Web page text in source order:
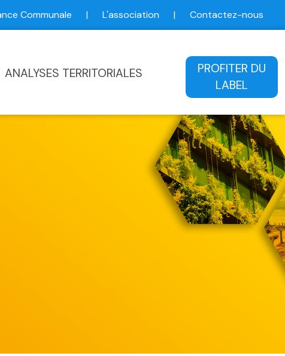
Communale | L'association | Contactez-nous
ANALYSES TERRITORIALES
PROFITER DU
LABEL